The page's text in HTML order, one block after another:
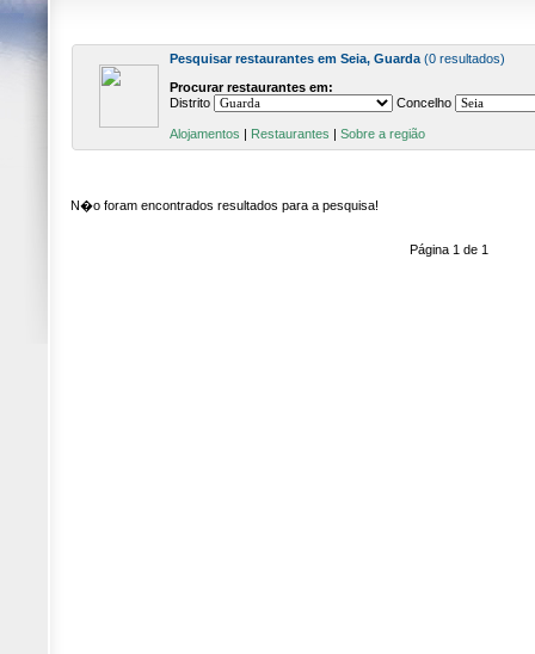
Pesquisar restaurantes em Seia, Guarda (0 resultados)
Procurar restaurantes em:
Distrito
Concelho
Alojamentos | Restaurantes | Sobre a região
N�o foram encontrados resultados para a pesquisa!
Página 1 de 1